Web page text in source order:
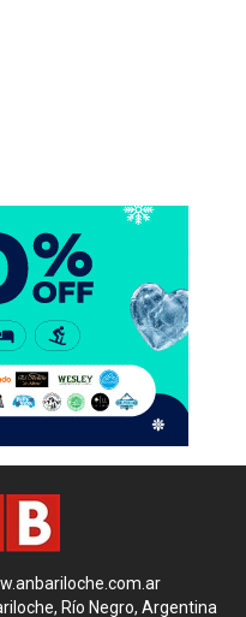
Río Negro, Argentina